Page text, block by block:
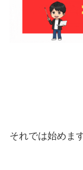
それでは始めます